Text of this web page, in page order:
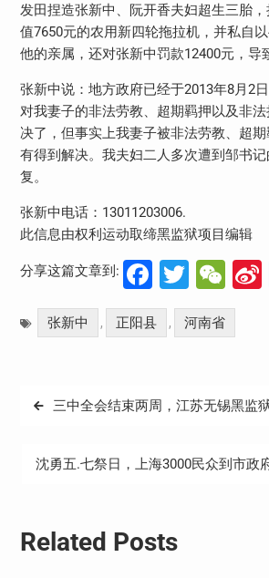
发田捏造张新中、阮开香夫妇超生三胎
值7650元的农用新四轮拖拉机，并私自
他的亲属，还对张新中罚款12400元，导
张新中说：地方政府已经于2013年8月2
对我妻子的非法劳教、超期羁押以及非
决了，但事实上我妻子被非法劳教、超
有得到解决。我夫妇二人多次遭到邹书
复。
张新中电话：13011203006.
此信息由权利运动取缔黑监狱项目编辑
分享这篇文章到:
张新中 , 正阳县 , 河南省
文
导
三中全会结束两周，江苏无锡黑监
沈勇五.七祭日，上海3000民众到市政
Related Posts